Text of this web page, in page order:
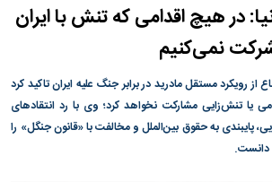
در هیچ اقدامی که تنش با ایران
نمی‌کنیم
از رویکرد مستقل مادرید در برابر جنگ علیه ایران تاکید کرد
یا تنش‌زایی مشارکت نخواهد کرد؛ وی با رد انتقاد‌های
پایبندی به حقوق بین‌الملل و مخالفت با «قانون جنگل» را
دانست.